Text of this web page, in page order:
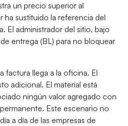
un precio superior al
sustituido la referencia del
El administrador del sitio, bajo
entrega (BL) para no bloquear
factura llega a la oficina. El
adicional. El material está
ningún valor agregado con
Este escenario no
a día de las empresas de